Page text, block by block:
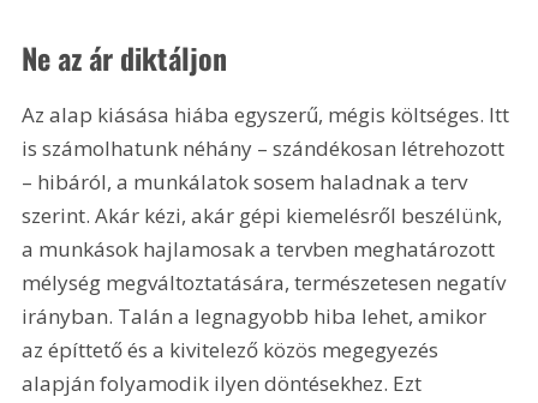
Ne az ár diktáljon
Az alap kiásása hiába egyszerű, mégis költséges. Itt
is számolhatunk néhány – szándékosan létrehozott
– hibáról, a munkálatok sosem haladnak a terv
szerint. Akár kézi, akár gépi kiemelésről beszélünk,
a munkások hajlamosak a tervben meghatározott
mélység megváltoztatására, természetesen negatív
irányban. Talán a legnagyobb hiba lehet, amikor
az építtető és a kivitelező közös megegyezés
alapján folyamodik ilyen döntésekhez. Ezt